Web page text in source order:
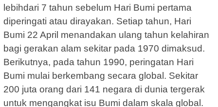
lebihdari 7 tahun sebelum Hari Bumi pertama
diperingati atau dirayakan. Setiap tahun, Hari
Bumi 22 April menandakan ulang tahun kelahiran
bagi gerakan alam sekitar pada 1970 dimaksud.
Berikutnya, pada tahun 1990, peringatan Hari
Bumi mulai berkembang secara global. Sekitar
200 juta orang dari 141 negara di dunia tergerak
untuk mengangkat isu Bumi dalam skala global.